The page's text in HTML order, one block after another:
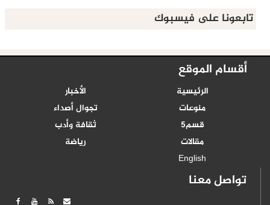
تابعونا على فيسبوك
أقسام الموقع
الرئيسية
الأخبار
منوعات
تجوال أصداء
قسم5
ثقافة وأدب
مقالات
رياضة
English
تواصل معنا